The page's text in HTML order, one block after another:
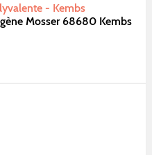
- Kembs
Mosser 68680 Kembs